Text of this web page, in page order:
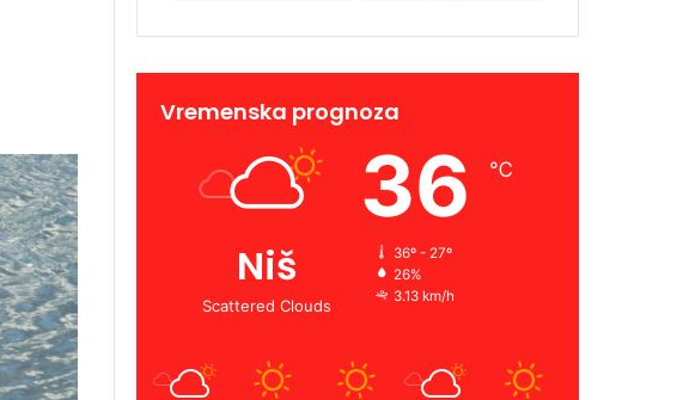
Vremenska prognoza
Niš
Scattered Clouds
36 ℃
36º - 27º
26%
3.13 km/h